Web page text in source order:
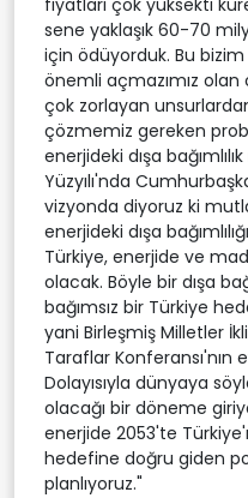
fiyatları çok yüksekti
sene yaklaşık 60-70
için ödüyorduk. Bu
önemli açmazımız
çok zorlayan
çözmemiz gereken
enerjideki dışa
Yüzyılı'nda
vizyonda diyoruz ki
enerjideki dışa
Türkiye, enerjide ve
olacak. Böyle bir dışa
bağımsız bir Türkiye
yani Birleşmiş Milletler
Taraflar Konferansı'nın
Dolayısıyla dünyaya
olacağı bir döneme
enerjide 2053'te
hedefine doğru giden
planlıyoruz."